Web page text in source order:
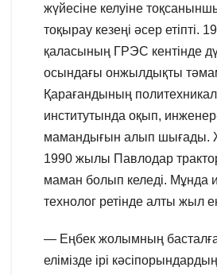
жүйесіне келуіне
тоқырау кезеңі әсер етіпті.
қаласының ГРЭС кентінде
осындағы онжылдықты
Қарағандының
институтында оқып,
мамандығын алып шығады.
1990 жылы Павлодар
маман болып келеді. Мұнда
технолог ретінде алты жыл
— Еңбек жолымның
елімізде ірі кәсіпорындардың